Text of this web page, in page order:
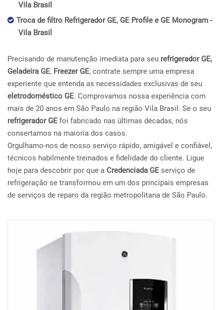
Vila Brasil
Troca de filtro Refrigerador GE, GE Profile e GE Monogram -
Vila Brasil
Precisando de manutenção imediata para seu refrigerador GE,
Geladeira GE, Freezer GE, contrate sempre uma empresa
experiente que entenda as necessidades exclusivas de seu
eletrodoméstico GE. Comprovamos nossa experiência com
mais de 20 anos em São Paulo na região Vila Brasil. Se o seu
refrigerador GE foi fabricado nas últimas décadas, nós
consertamos na maioria dos casos.
Orgulhamo-nos de nosso serviço rápido, amigável e confiável,
técnicos habilmente treinados e fidelidade do cliente. Ligue
hoje para descobrir por que a Credenciada GE serviço de
refrigeração se transformou em um dos principais empresas
de serviços de reparo da região metropolitana de São Paulo.